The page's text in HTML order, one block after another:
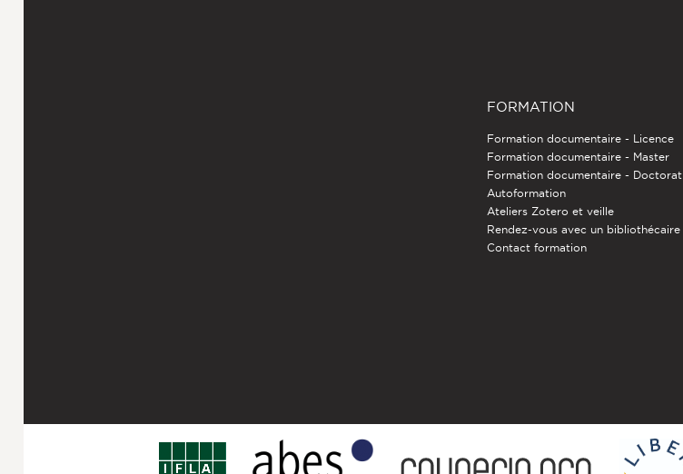
FORMATION
Formation documentaire - Licence
Formation documentaire - Master
Formation documentaire - Doctorat
Autoformation
Ateliers Zotero et veille
Rendez-vous avec un bibliothécaire
Contact formation